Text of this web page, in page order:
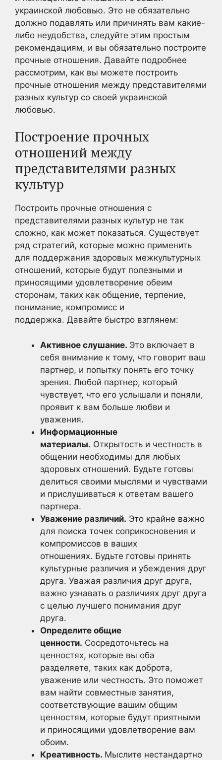
украинской любовью. Это не обязательно
должно подавлять или причинять вам какие-
либо неудобства, следуйте этим простым
рекомендациям, и вы обязательно построите
прочные отношения. Давайте подробнее
рассмотрим, как вы можете построить
прочные отношения между представителями
разных культур со своей украинской
любовью.
Построение прочных
отношений между
представителями разных
культур
Построить прочные отношения с
представителями разных культур не так
сложно, как может показаться. Существует
ряд стратегий, которые можно применить
для поддержания здоровых межкультурных
отношений, которые будут полезными и
приносящими удовлетворение обеим
сторонам, таких как общение, терпение,
понимание, компромисс и
поддержка. Давайте быстро взглянем:
Активное слушание. Это включает в
себя внимание к тому, что говорит ваш
партнер, и попытку понять его точку
зрения. Любой партнер, который
чувствует, что его услышали и поняли,
проявит к вам больше любви и
уважения.
Информационные
материалы. Открытость и честность в
общении необходимы для любых
здоровых отношений. Будьте готовы
делиться своими мыслями и чувствами
и прислушиваться к ответам вашего
партнера.
Уважение различий. Это крайне важно
для поиска точек соприкосновения и
компромиссов в ваших
отношениях. Будьте готовы принять
культурные различия и убеждения друг
друга. Уважая различия друг друга,
важно узнавать о различиях друг друга
с целью лучшего понимания друг
друга.
Определите общие
ценности. Сосредоточьтесь на
ценностях, которые вы оба
разделяете, таких как доброта,
уважение или честность. Это поможет
вам найти совместные занятия,
соответствующие вашим общим
ценностям, которые будут приятными
и приносящими удовлетворение вам
обоим.
Креативность. Мыслите нестандартно